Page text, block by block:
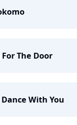
The Door
With You